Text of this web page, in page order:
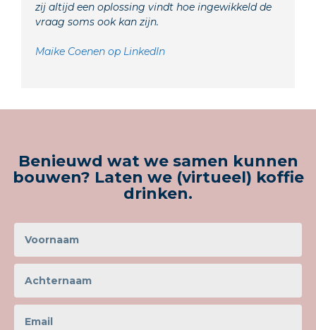
zij altijd een oplossing vindt hoe ingewikkeld de
vraag soms ook kan zijn.
Maike Coenen op LinkedIn
Benieuwd wat we samen kunnen
bouwen? Laten we (virtueel) koffie
drinken.